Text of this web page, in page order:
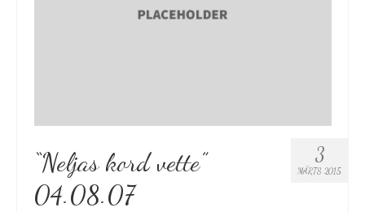
3
MÄRTS 2015
“Neljas kord vette”
04.08.07